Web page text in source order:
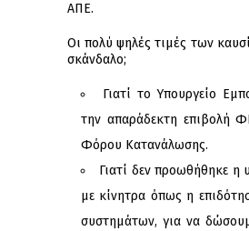
ΑΠΕ.
Οι πολύ ψηλές τιμές των
σκάνδαλο;
Γιατί το Υπουργείο
την απαράδεκτη επιβολή
Φόρου Κατανάλωσης.
Γιατί δεν προωθήθηκε η
με κίνητρα όπως η
συστημάτων, για να